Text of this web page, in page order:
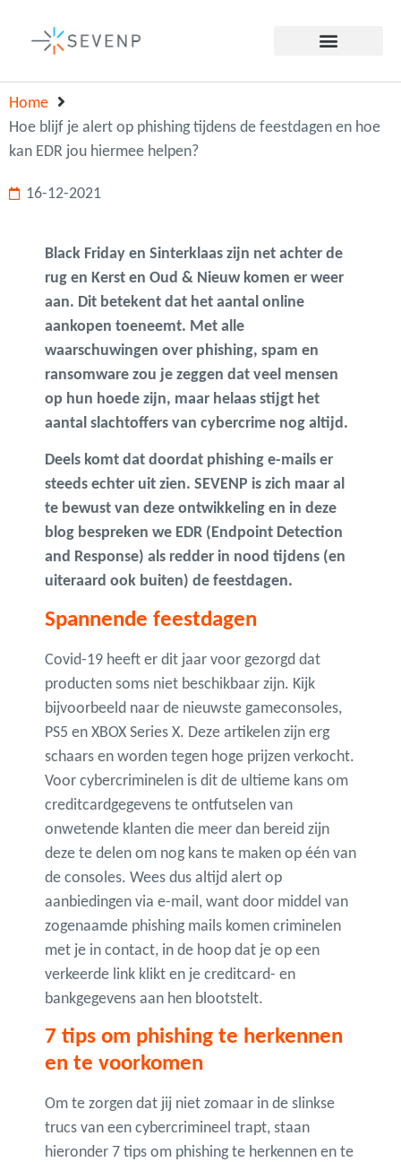
Home
Hoe blijf je alert op phishing tijdens de feestdagen en hoe
kan EDR jou hiermee helpen?
16-12-2021
Black Friday en Sinterklaas zijn net achter de
rug en Kerst en Oud & Nieuw komen er weer
aan. Dit betekent dat het aantal online
aankopen toeneemt. Met alle
waarschuwingen over phishing, spam en
ransomware zou je zeggen dat veel mensen
op hun hoede zijn, maar helaas stijgt het
aantal slachtoffers van cybercrime nog altijd.
Deels komt dat doordat phishing e-mails er
steeds echter uit zien. SEVENP is zich maar al
te bewust van deze ontwikkeling en in deze
blog bespreken we EDR (Endpoint Detection
and Response) als redder in nood tijdens (en
uiteraard ook buiten) de feestdagen.
Spannende feestdagen
Covid-19 heeft er dit jaar voor gezorgd dat
producten soms niet beschikbaar zijn. Kijk
bijvoorbeeld naar de nieuwste gameconsoles,
PS5 en XBOX Series X. Deze artikelen zijn erg
schaars en worden tegen hoge prijzen verkocht.
Voor cybercriminelen is dit de ultieme kans om
creditcardgegevens te ontfutselen van
onwetende klanten die meer dan bereid zijn
deze te delen om nog kans te maken op één van
de consoles. Wees dus altijd alert op
aanbiedingen via e-mail, want door middel van
zogenaamde phishing mails komen criminelen
met je in contact, in de hoop dat je op een
verkeerde link klikt en je creditcard- en
bankgegevens aan hen blootstelt.
7 tips om phishing te herkennen
en te voorkomen
Om te zorgen dat jij niet zomaar in de slinkse
trucs van een cybercrimineel trapt, staan
hieronder 7 tips om phishing te herkennen en te